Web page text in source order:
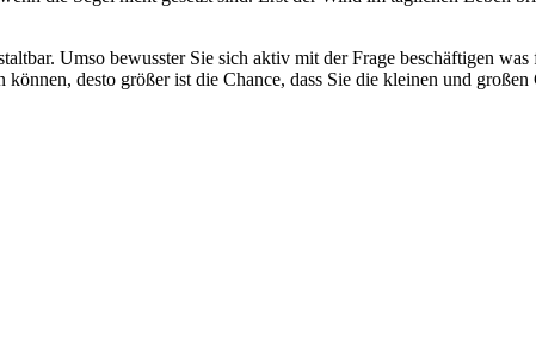
Umso bewusster Sie sich aktiv mit der Frage beschäftigen
desto größer ist die Chance, dass Sie die kleinen und